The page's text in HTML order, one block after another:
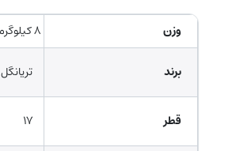
وزن ۸ کیلوگرم
برند تریانگل
قطر ۱۷